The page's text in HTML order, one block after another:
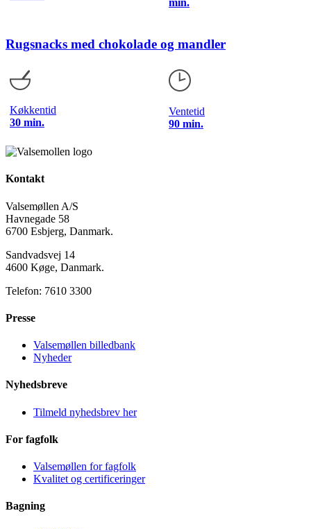
Rugsnacks med chokolade og mandler
Køkkentid
30 min.
Ventetid
90 min.
Kontakt
Valsemøllen A/S
Havnegade 58
6700 Esbjerg, Danmark.
Sandvadsvej 14
4600 Køge, Danmark.
Telefon: 7610 3300
Presse
Valsemøllen billedbank
Nyheder
Nyhedsbreve
Tilmeld nyhedsbrev her
For fagfolk
Valsemøllen for fagfolk
Kvalitet og certificeringer
Bagning